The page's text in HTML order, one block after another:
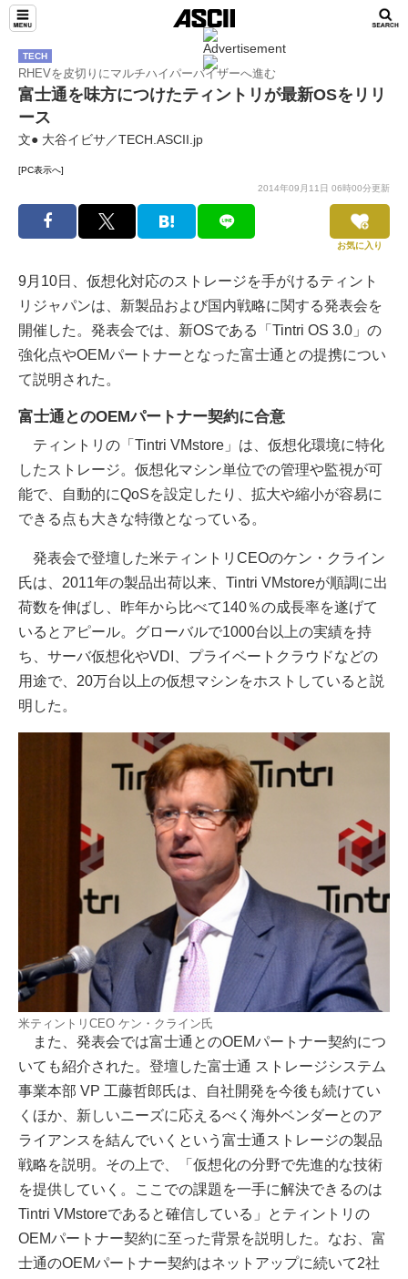
TECH
RHEVを皮切りにマルチハイパーバイザーへ進む
富士通を味方につけたティントリが最新OSをリリ
ース
文● 大谷イビサ／TECH.ASCII.jp
[PC表示へ]
2014年09月11日 06時00分更新
お気に入り
9月10日、仮想化対応のストレージを手がけるティント
リジャパンは、新製品および国内戦略に関する発表会を
開催した。発表会では、新OSである「Tintri OS 3.0」の
強化点やOEMパートナーとなった富士通との提携につい
て説明された。
富士通とのOEMパートナー契約に合意
ティントリの「Tintri VMstore」は、仮想化環境に特化
したストレージ。仮想化マシン単位での管理や監視が可
能で、自動的にQoSを設定したり、拡大や縮小が容易に
できる点も大きな特徴となっている。
発表会で登壇した米ティントリCEOのケン・クライン
氏は、2011年の製品出荷以来、Tintri VMstoreが順調に出
荷数を伸ばし、昨年から比べて140％の成長率を遂げて
いるとアピール。グローバルで1000台以上の実績を持
ち、サーバ仮想化やVDI、プライベートクラウドなどの
用途で、20万台以上の仮想マシンをホストしていると説
明した。
米ティントリCEO ケン・クライン氏
また、発表会では富士通とのOEMパートナー契約につ
いても紹介された。登壇した富士通 ストレージシステム
事業本部 VP 工藤哲郎氏は、自社開発を今後も続けてい
くほか、新しいニーズに応えるべく海外ベンダーとのア
ライアンスを結んでいくという富士通ストレージの製品
戦略を説明。その上で、「仮想化の分野で先進的な技術
を提供していく。ここでの課題を一手に解決できるのは
Tintri VMstoreであると確信している」とティントリの
OEMパートナー契約に至った背景を説明した。なお、富
士通のOEMパートナー契約はネットアップに続いて2社